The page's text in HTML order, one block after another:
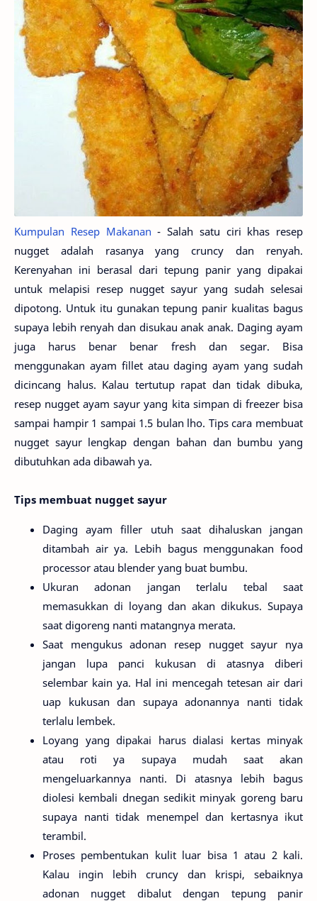
Kumpulan Resep Makanan - Salah satu ciri khas resep
nugget adalah rasanya yang cruncy dan renyah.
Kerenyahan ini berasal dari tepung panir yang dipakai
untuk melapisi resep nugget sayur yang sudah selesai
dipotong. Untuk itu gunakan tepung panir kualitas bagus
supaya lebih renyah dan disukau anak anak. Daging ayam
juga harus benar benar fresh dan segar. Bisa
menggunakan ayam fillet atau daging ayam yang sudah
dicincang halus. Kalau tertutup rapat dan tidak dibuka,
resep nugget ayam sayur yang kita simpan di freezer bisa
sampai hampir 1 sampai 1.5 bulan lho. Tips cara membuat
nugget sayur lengkap dengan bahan dan bumbu yang
dibutuhkan ada dibawah ya.
Tips membuat nugget sayur
Daging ayam filler utuh saat dihaluskan jangan
ditambah air ya. Lebih bagus menggunakan food
processor atau blender yang buat bumbu.
Ukuran adonan jangan terlalu tebal saat
memasukkan di loyang dan akan dikukus. Supaya
saat digoreng nanti matangnya merata.
Saat mengukus adonan resep nugget sayur nya
jangan lupa panci kukusan di atasnya diberi
selembar kain ya. Hal ini mencegah tetesan air dari
uap kukusan dan supaya adonannya nanti tidak
terlalu lembek.
Loyang yang dipakai harus dialasi kertas minyak
atau roti ya supaya mudah saat akan
mengeluarkannya nanti. Di atasnya lebih bagus
diolesi kembali dnegan sedikit minyak goreng baru
supaya nanti tidak menempel dan kertasnya ikut
terambil.
Proses pembentukan kulit luar bisa 1 atau 2 kali.
Kalau ingin lebih cruncy dan krispi, sebaiknya
adonan nugget dibalut dengan tepung panir